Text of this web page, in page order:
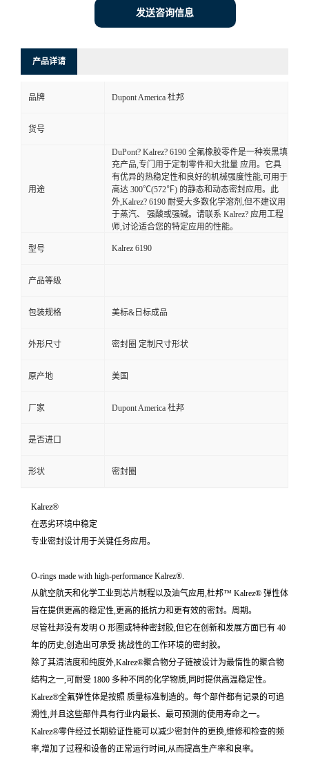
发送咨询信息
产品详请
品牌 Dupont America 杜邦
货号
用途
DuPont? Kalrez? 6190 全氟橡胶零件是一种炭黑填
充产品,专门用于定制零件和大批量 应用。它具
有优异的热稳定性和良好的机械强度性能,可用于
高达 300℃(572℉) 的静态和动态密封应用。此
外,Kalrez? 6190 耐受大多数化学溶剂,但不建议用
于蒸汽、 强酸或强碱。请联系 Kalrez? 应用工程
师,讨论适合您的特定应用的性能。
型号 Kalrez 6190
产品等级
包装规格 美标&日标成品
外形尺寸 密封圈 定制尺寸形状
原产地 美国
厂家 Dupont America 杜邦
是否进口
形状 密封圈
Kalrez®
在恶劣环境中稳定
专业密封设计用于关键任务应用。
O-rings made with high-performance Kalrez®.
从航空航天和化学工业到芯片制程以及油气应用,杜邦™ Kalrez® 弹性体
旨在提供更高的稳定性,更高的抵抗力和更有效的密封。周期。
尽管杜邦没有发明 O 形圈或特种密封胶,但它在创新和发展方面已有 40
年的历史,创造出可承受 挑战性的工作环境的密封胶。
除了其清洁度和纯度外,Kalrez®聚合物分子链被设计为最惰性的聚合物
结构之一,可耐受 1800 多种不同的化学物质,同时提供高温稳定性。
Kalrez®全氟弹性体是按照 质量标准制造的。每个部件都有记录的可追
溯性,并且这些部件具有行业内最长、最可预测的使用寿命之一。
Kalrez®零件经过长期验证性能可以减少密封件的更换,维修和检查的频
率,增加了过程和设备的正常运行时间,从而提高生产率和良率。